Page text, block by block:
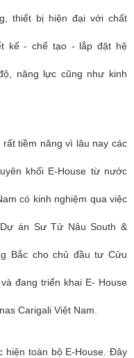
thiết bị hiện đại với chất
kế - chế tạo - lắp đặt hệ
năng lực cũng như kinh
tiềm năng vì lâu nay các
khối E-House từ nước
có kinh nghiệm qua việc
án Sư Tử Nâu South &
Bắc cho chủ đầu tư Cửu
đang triển khai E- House
Carigali Việt Nam.
hiện toàn bộ E-House. Đây